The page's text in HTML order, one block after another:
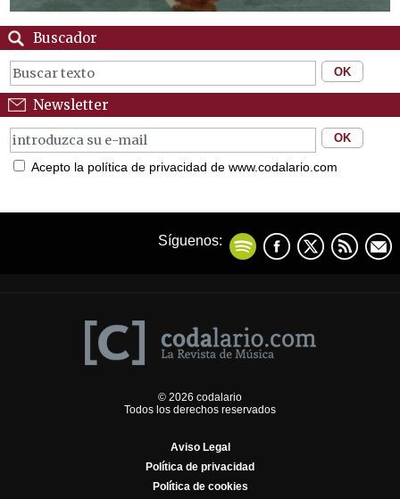
Buscador
Newsletter
Acepto la política de privacidad de www.codalario.com
Síguenos:
© 2026 codalario
Todos los derechos reservados
Aviso Legal
Política de privacidad
Política de cookies